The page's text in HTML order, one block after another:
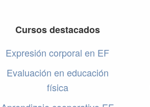
Cursos destacados
Expresión corporal en EF
Evaluación en educación
física